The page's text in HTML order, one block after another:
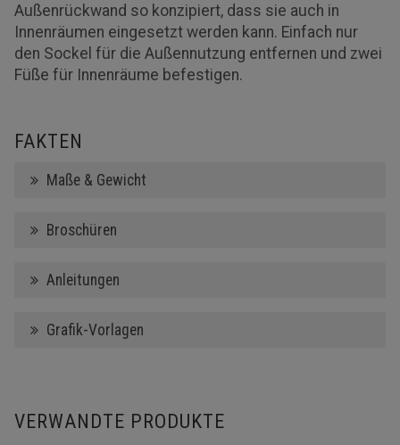
Außenrückwand so konzipiert, dass sie auch in
Innenräumen eingesetzt werden kann. Einfach nur
den Sockel für die Außennutzung entfernen und zwei
Füße für Innenräume befestigen.
FAKTEN
Maße & Gewicht
Broschüren
Anleitungen
Grafik-Vorlagen
VERWANDTE PRODUKTE